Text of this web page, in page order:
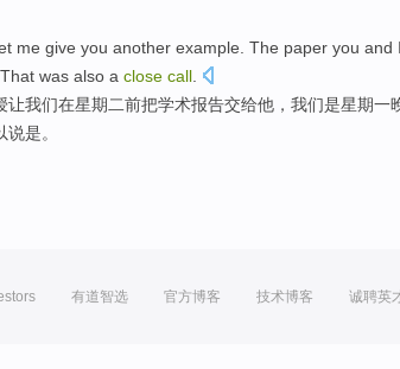
me give you another example. The paper you and I
That was also a close call.
让我们在星期二前把学术报告交给他 ，我们是星期一
说是。
有道智选 官方博客 技术博客 诚聘英